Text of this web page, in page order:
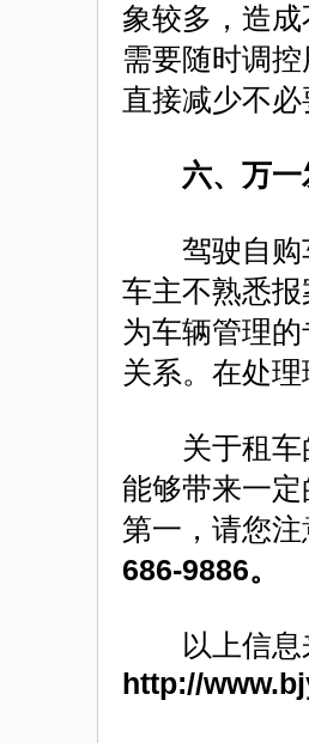
象较多，造
需要随时调
直接减少不
六、万一
驾驶自购车
车主不熟悉
为车辆管理
关系。在处
关于租车的
能够带来一
第一，请您
686-9886。
以上信息
http://